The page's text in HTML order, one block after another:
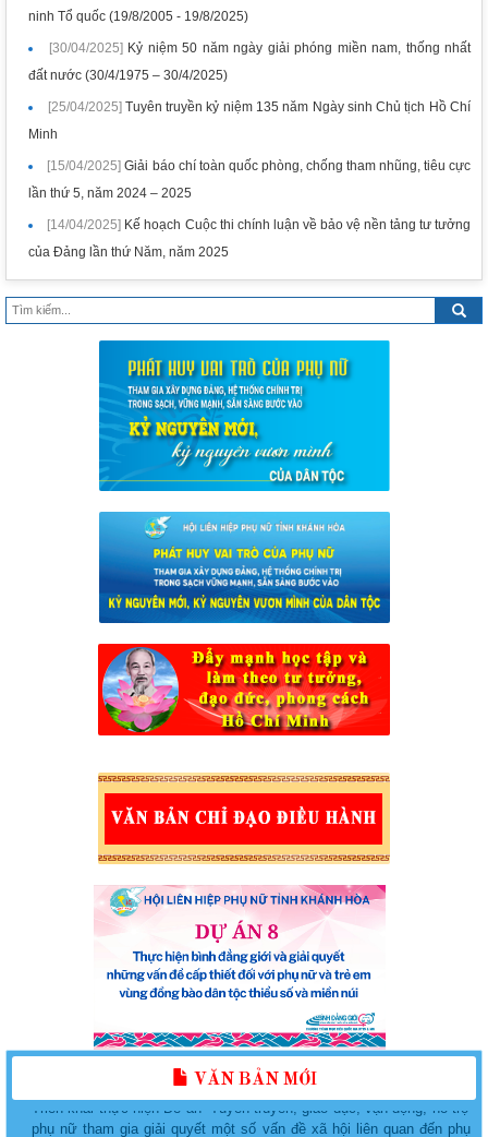
ninh Tổ quốc (19/8/2005 - 19/8/2025)
[30/04/2025] Kỷ niệm 50 năm ngày giải phóng miền nam, thống nhất
đất nước (30/4/1975 – 30/4/2025)
[25/04/2025] Tuyên truyền kỷ niệm 135 năm Ngày sinh Chủ tịch Hồ Chí
Minh
[15/04/2025]Giải báo chí toàn quốc phòng, chống tham nhũng, tiêu cực
lần thứ 5, năm 2024 – 2025
[14/04/2025] Kế hoạch Cuộc thi chính luận về bảo vệ nền tảng tư tưởng
của Đảng lần thứ Năm, năm 2025
VĂN BẢN MỚI
KẾ HOẠCH Tổ chức các hoạt động phát triển, nâng cấp, duy trì và
vận hành Ứng dụng “Phụ nữ Việt Nam” năm 2026
Kế hoạch tổ chức Lễ phát động “Phụ nữ Khánh Hòa chung tay bảo
vệ môi trường, vì một Việt Nam xanh - sạch - đẹp”, năm 2026
Triển khai thực hiện Đề án “Tuyên truyền, giáo dục, vận động, hỗ trợ
nữ giai đoạn 2017 - 2027” năm 2026